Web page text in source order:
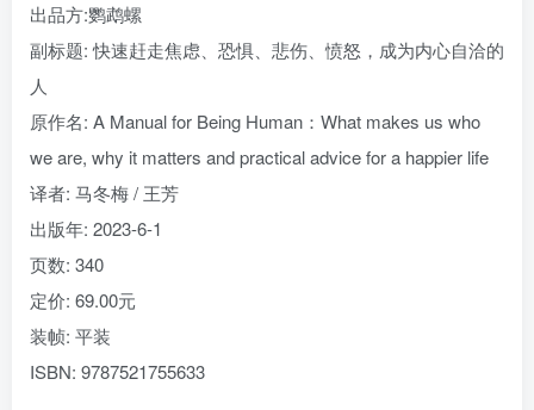
出品方:鹦鹉螺
副标题:快速赶走焦虑、恐惧、悲伤、愤怒，成为内心自洽的
人
原作名: A Manual for Being Human：What makes us who
we are, why it matters and practical advice for a happier life
译者: 马冬梅 / 王芳
出版年: 2023-6-1
页数: 340
定价: 69.00元
装帧: 平装
ISBN: 9787521755633